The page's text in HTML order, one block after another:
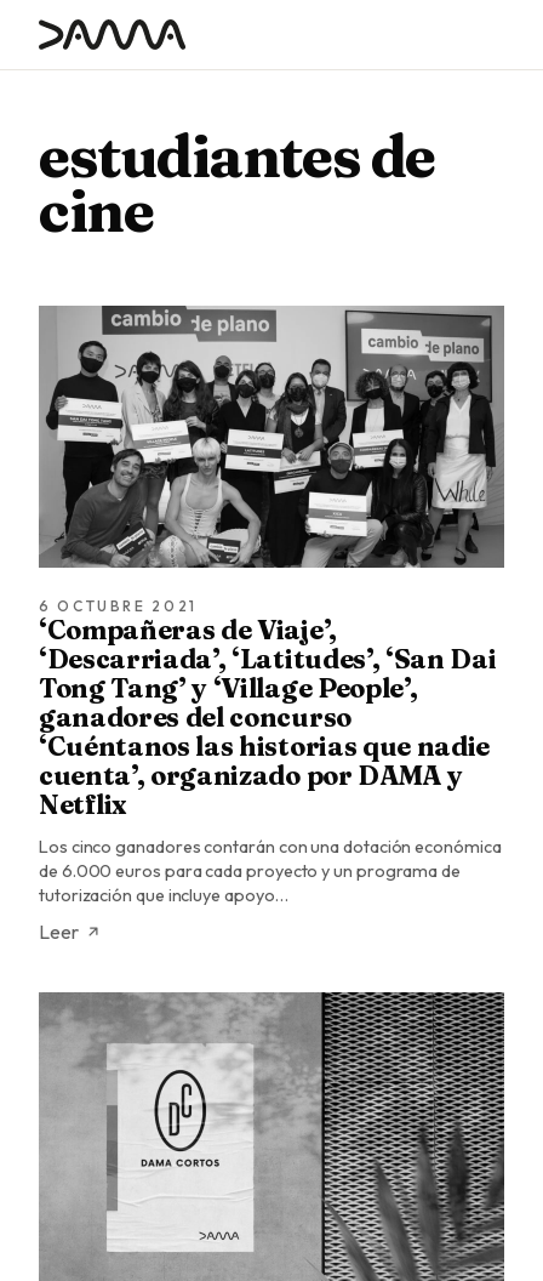
contenido
estudiantes de
cine
6 OCTUBRE 2021
‘Compañeras de Viaje’,
‘Descarriada’, ‘Latitudes’, ‘San Dai
Tong Tang’ y ‘Village People’,
ganadores del concurso
‘Cuéntanos las historias que nadie
cuenta’, organizado por DAMA y
Netflix
Los cinco ganadores contarán con una dotación económica
de 6.000 euros para cada proyecto y un programa de
tutorización que incluye apoyo…
Leer